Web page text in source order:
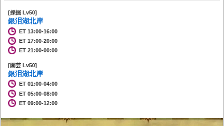
[採掘 Lv50]
銀泪湖北岸
ET 13:00-16:00
ET 17:00-20:00
ET 21:00-00:00
[園芸 Lv50]
銀泪湖北岸
ET 01:00-04:00
ET 05:00-08:00
ET 09:00-12:00